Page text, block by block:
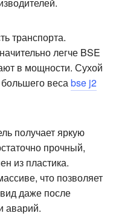
транспорта.
легче BSE
в мощности. Сухой
весаbse j2
получает яркую
прочный,
из пластика.
что позволяет
даже после
аварий.